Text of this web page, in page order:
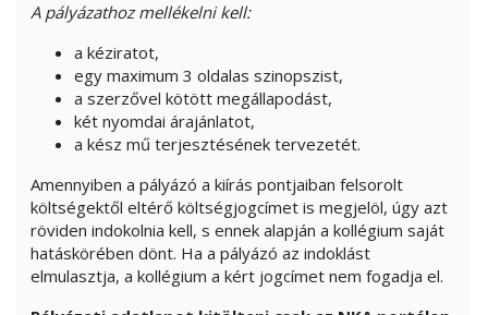
A pályázathoz mellékelni kell:
a kéziratot,
egy maximum 3 oldalas szinopszist,
a szerzővel kötött megállapodást,
két nyomdai árajánlatot,
a kész mű terjesztésének tervezetét.
Amennyiben a pályázó a kiírás pontjaiban felsorolt
költségektől eltérő költségjogcímet is megjelöl, úgy azt
röviden indokolnia kell, s ennek alapján a kollégium saját
hatáskörében dönt. Ha a pályázó az indoklást
elmulasztja, a kollégium a kért jogcímet nem fogadja el.